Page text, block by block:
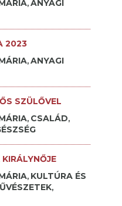
, ANYAGI
2023
, ANYAGI
SZÜLŐVEL
, CSALÁD,
, KULTÚRA ÉS
,